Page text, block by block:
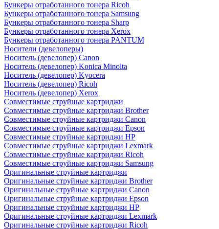
Бункеры отработанного тонера Ricoh
Бункеры отработанного тонера Samsung
Бункеры отработанного тонера Sharp
Бункеры отработанного тонера Xerox
Бункеры отработанного тонера PANTUM
Носители (девелоперы)
Носитель (девелопер) Canon
Носитель (девелопер) Konica Minolta
Носитель (девелопер) Kyocera
Носитель (девелопер) Ricoh
Носитель (девелопер) Xerox
Совместимые струйные картриджи
Совместимые струйные картриджи Brother
Совместимые струйные картриджи Canon
Совместимые струйные картриджи Epson
Совместимые струйные картриджи HP
Совместимые струйные картриджи Lexmark
Совместимые струйные картриджи Ricoh
Совместимые струйные картриджи Samsung
Оригинальные струйные картриджи
Оригинальные струйные картриджи Brother
Оригинальные струйные картриджи Canon
Оригинальные струйные картриджи Epson
Оригинальные струйные картриджи HP
Оригинальные струйные картриджи Lexmark
Оригинальные струйные картриджи Ricoh